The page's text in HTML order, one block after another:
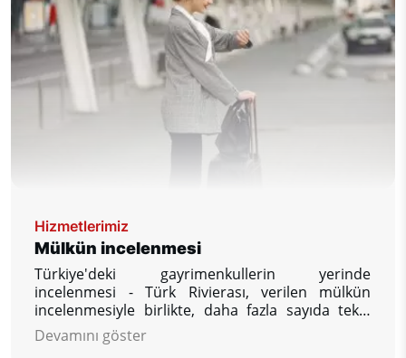
Hizmetlerimiz
Mülkün incelenmesi
Türkiye'deki gayrimenkullerin yerinde
incelenmesi - Türk Rivierası, verilen mülkün
incelenmesiyle birlikte, daha fazla sayıda teklif
edilen mülkü görme ve karşılaştırma fırsatı,
ilginizi çeken diğer sorularınızı yanıtlama,
Devamını göster